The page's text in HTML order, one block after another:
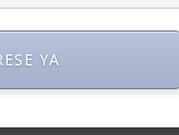
tus comentarios
YA